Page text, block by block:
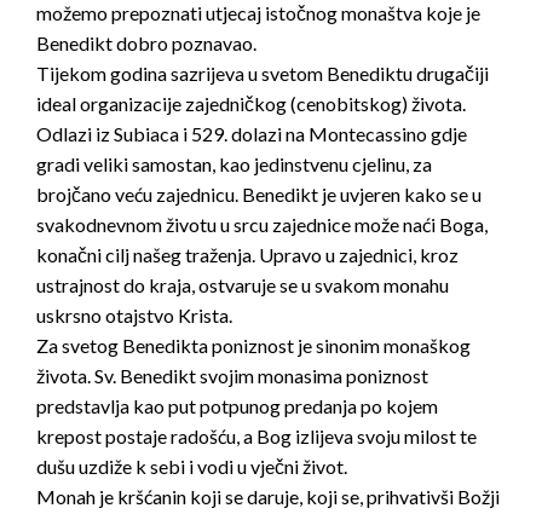
možemo prepoznati utjecaj istočnog monaštva koje je
Benedikt dobro poznavao.
Tijekom godina sazrijeva u svetom Benediktu drugačiji
ideal organizacije zajedničkog (cenobitskog) života.
Odlazi iz Subiaca i 529. dolazi na Montecassino gdje
gradi veliki samostan, kao jedinstvenu cjelinu, za
brojčano veću zajednicu. Benedikt je uvjeren kako se u
svakodnevnom životu u srcu zajednice može naći Boga,
konačni cilj našeg traženja. Upravo u zajednici, kroz
ustrajnost do kraja, ostvaruje se u svakom monahu
uskrsno otajstvo Krista.
Za svetog Benedikta poniznost je sinonim monaškog
života. Sv. Benedikt svojim monasima poniznost
predstavlja kao put potpunog predanja po kojem
krepost postaje radošću, a Bog izlijeva svoju milost te
dušu uzdiže k sebi i vodi u vječni život.
Monah je kršćanin koji se daruje, koji se, prihvativši Božji